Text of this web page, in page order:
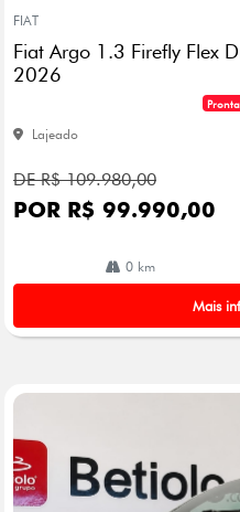
arti
lhe
FIAT
Fiat Argo 1.3 Firefly Flex
2026
Lajeado
DE R$ 109.980,00
POR R$ 99.990,00
0 km
Mais